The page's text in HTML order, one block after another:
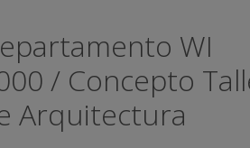
WI
/ Concepto
Arquitectura